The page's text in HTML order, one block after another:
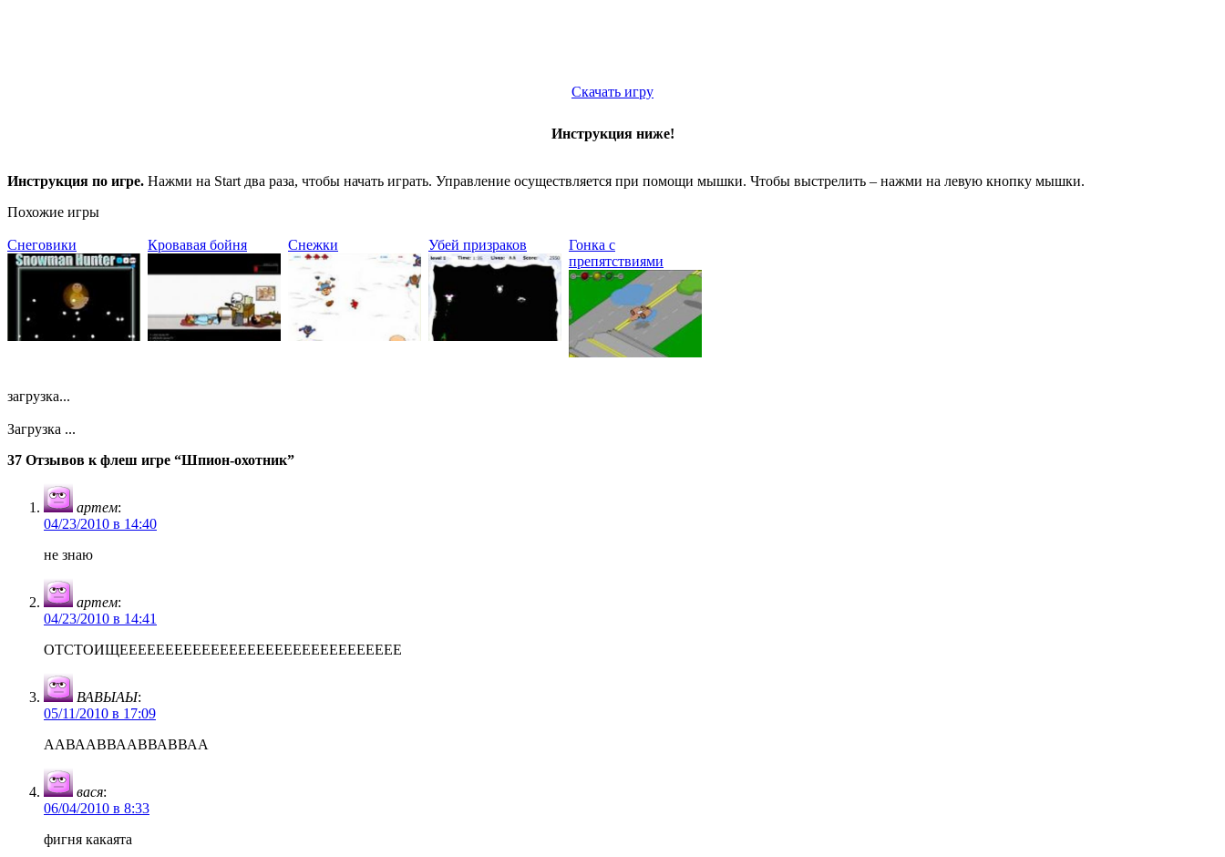
Скачать игру
Инструкция ниже!
Инструкция по игре. Нажми на Start два раза, чтобы начать играть. Управление осуществляется при помощи мышки. Чтобы выстрелить – нажми на левую кнопку мышки.
Похожие игры
Снеговики Кровавая бойня Снежки Убей призраков
Гонка с
препятствиями
загрузка...
Загрузка ...
37 Отзывов к флеш игре “Шпион-охотник”
артем:
04/23/2010 в 14:40
не знаю
артем:
04/23/2010 в 14:41
ОТСТОИЩЕЕЕЕЕЕЕЕЕЕЕЕЕЕЕЕЕЕЕЕЕЕЕЕЕЕЕЕЕЕЕ
ВАВЫАЫ:
05/11/2010 в 17:09
ААВААВВААВВАВВАА
вася:
06/04/2010 в 8:33
фигня какаята